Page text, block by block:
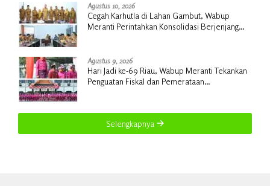
Agustus 10, 2026
Cegah Karhutla di Lahan Gambut, Wabup
Meranti Perintahkan Konsolidasi Berjenjang
Agustus 9, 2026
Hari Jadi ke-69 Riau, Wabup Meranti Tekankan
Penguatan Fiskal dan Pemerataan
Selengkapnya